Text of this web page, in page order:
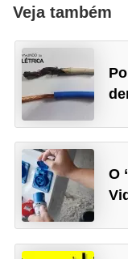
Veja também
O
s
l
é
t
r
i
c
o
s